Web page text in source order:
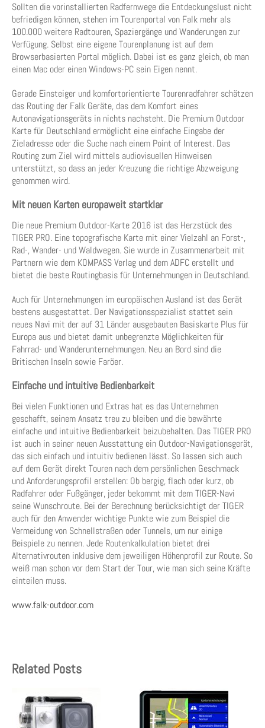
Sollten die vorinstallierten Radfernwege die Entdeckungslust nicht
befriedigen können, stehen im Tourenportal von Falk mehr als
100.000 weitere Radtouren, Spaziergänge und Wanderungen zur
Verfügung. Selbst eine eigene Tourenplanung ist auf dem
Browserbasierten Portal möglich. Dabei ist es ganz gleich, ob man
einen Mac oder einen Windows-PC sein Eigen nennt.
Gerade Einsteiger und komfortorientierte Tourenradfahrer schätzen
das Routing der Falk Geräte, das dem Komfort eines
Autonavigationsgeräts in nichts nachsteht. Die Premium Outdoor
Karte für Deutschland ermöglicht eine einfache Eingabe der
Zieladresse oder die Suche nach einem Point of Interest. Das
Routing zum Ziel wird mittels audiovisuellen Hinweisen
unterstützt, so dass an jeder Kreuzung die richtige Abzweigung
genommen wird.
Mit neuen Karten europaweit startklar
Die neue Premium Outdoor-Karte 2016 ist das Herzstück des
TIGER PRO. Eine topografische Karte mit einer Vielzahl an Forst-,
Rad-, Wander- und Waldwegen. Sie wurde in Zusammenarbeit mit
Partnern wie dem KOMPASS Verlag und dem ADFC erstellt und
bietet die beste Routingbasis für Unternehmungen in Deutschland.
Auch für Unternehmungen im europäischen Ausland ist das Gerät
bestens ausgestattet. Der Navigationsspezialist stattet sein
neues Navi mit der auf 31 Länder ausgebauten Basiskarte Plus für
Europa aus und bietet damit unbegrenzte Möglichkeiten für
Fahrrad- und Wanderunternehmungen. Neu an Bord sind die
Britischen Inseln sowie Faröer.
Einfache und intuitive Bedienbarkeit
Bei vielen Funktionen und Extras hat es das Unternehmen
geschafft, seinem Ansatz treu zu bleiben und die bewährte
einfache und intuitive Bedienbarkeit beizubehalten. Das TIGER PRO
ist auch in seiner neuen Ausstattung ein Outdoor-Navigationsgerät,
das sich einfach und intuitiv bedienen lässt. So lassen sich auch
auf dem Gerät direkt Touren nach dem persönlichen Geschmack
und Anforderungsprofil erstellen: Ob bergig, flach oder kurz, ob
Radfahrer oder Fußgänger, jeder bekommt mit dem TIGER-Navi
seine Wunschroute. Bei der Berechnung berücksichtigt der TIGER
auch für den Anwender wichtige Punkte wie zum Beispiel die
Vermeidung von Schnellstraßen oder Tunnels, um nur einige
Beispiele zu nennen. Jede Routenkalkulation bietet drei
Alternativrouten inklusive dem jeweiligen Höhenprofil zur Route. So
weiß man schon vor dem Start der Tour, wie man sich seine Kräfte
einteilen muss.
www.falk-outdoor.com
Related Posts